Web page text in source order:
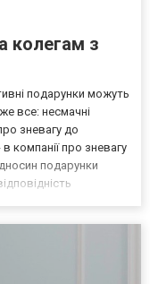
колегам з
подарунки можуть
все: несмачні
зневагу до
в компанії про зневагу
подарунки